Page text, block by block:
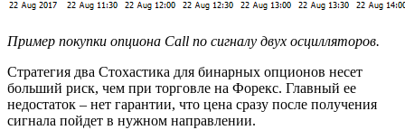
Пример покупки опциона Call по сигналу двух осцилляторов.
Стратегия два Стохастика для бинарных опционов несет
больший риск, чем при торговле на Форекс. Главный ее
недостаток – нет гарантии, что цена сразу после получения
сигнала пойдет в нужном направлении.